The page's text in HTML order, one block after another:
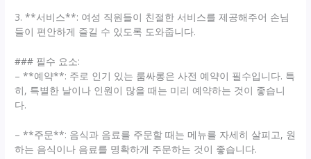
3. **서비스**: 여성 직원들이 친절한 서비스를 제공해주어 손님
들이 편안하게 즐길 수 있도록 도와줍니다.
### 필수 요소:
– **예약**: 주로 인기 있는 룸싸롱은 사전 예약이 필수입니다. 특
히, 특별한 날이나 인원이 많을 때는 미리 예약하는 것이 좋습니
다.
– **주문**: 음식과 음료를 주문할 때는 메뉴를 자세히 살피고, 원
하는 음식이나 음료를 명확하게 주문하는 것이 좋습니다.